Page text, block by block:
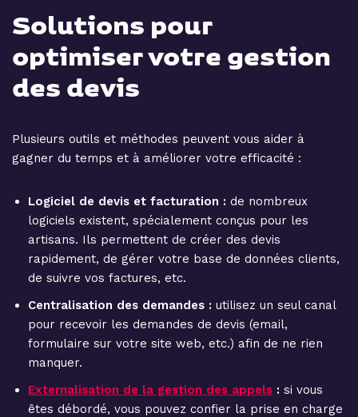
Solutions pour
optimiser votre gestion
des devis
Plusieurs outils et méthodes peuvent vous aider à
gagner du temps et à améliorer votre efficacité :
Logiciel de devis et facturation : de nombreux
logiciels existent, spécialement conçus pour les
artisans. Ils permettent de créer des devis
rapidement, de gérer votre base de données clients,
de suivre vos factures, etc.
Centralisation des demandes : utilisez un seul canal
pour recevoir les demandes de devis (email,
formulaire sur votre site web, etc.) afin de ne rien
manquer.
Externalisation de la gestion des appels : si vous
êtes débordé, vous pouvez confier la prise en charge